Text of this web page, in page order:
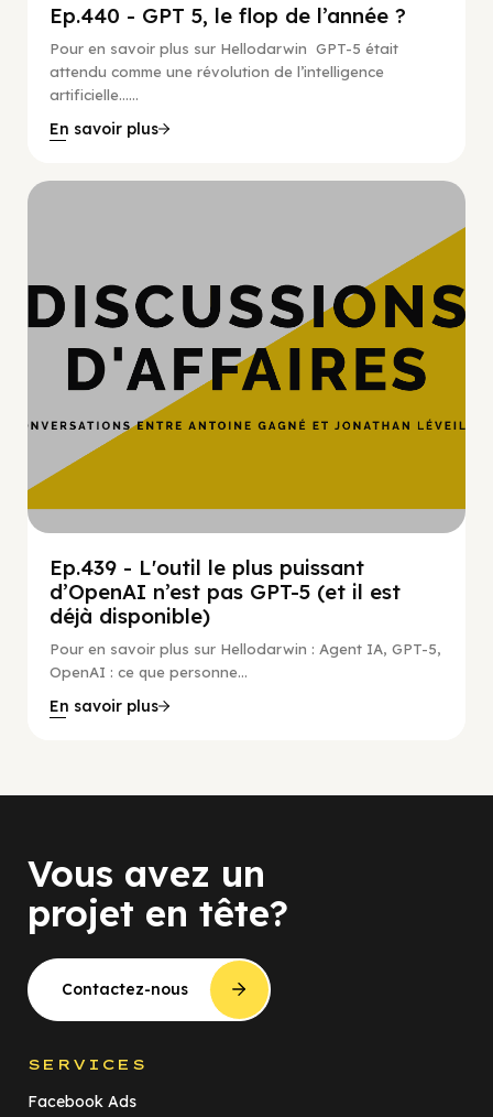
Ep.440 - GPT 5, le flop de l’année ?
Pour en savoir plus sur Hellodarwin GPT-5 était
attendu comme une révolution de l’intelligence
artificielle…...
En savoir plus
Ep.439 - L'outil le plus puissant
d’OpenAI n’est pas GPT-5 (et il est
déjà disponible)
Pour en savoir plus sur Hellodarwin : Agent IA, GPT-5,
OpenAI : ce que personne...
En savoir plus
Vous avez un
projet en tête?
Contactez-nous
SERVICES
Facebook Ads